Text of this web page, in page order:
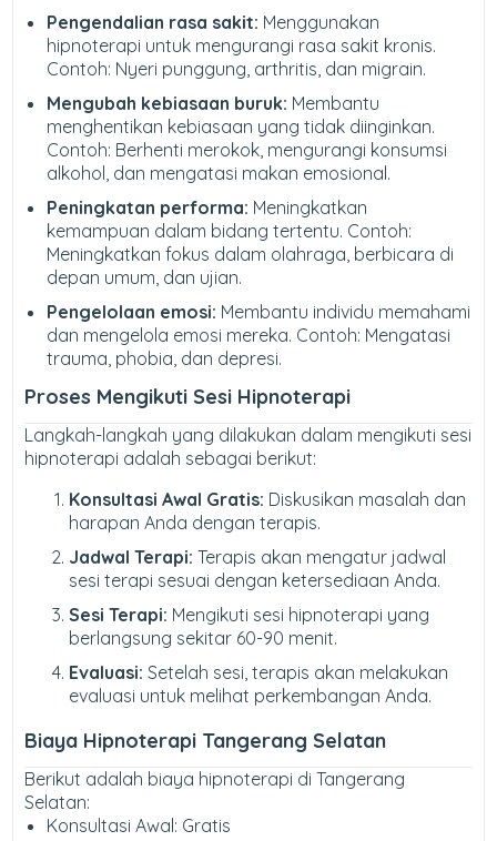
Pengendalian rasa sakit: Menggunakan
hipnoterapi untuk mengurangi rasa sakit kronis.
Contoh: Nyeri punggung, arthritis, dan migrain.
Mengubah kebiasaan buruk: Membantu
menghentikan kebiasaan yang tidak diinginkan.
Contoh: Berhenti merokok, mengurangi konsumsi
alkohol, dan mengatasi makan emosional.
Peningkatan performa: Meningkatkan
kemampuan dalam bidang tertentu. Contoh:
Meningkatkan fokus dalam olahraga, berbicara di
depan umum, dan ujian.
Pengelolaan emosi: Membantu individu memahami
dan mengelola emosi mereka. Contoh: Mengatasi
trauma, phobia, dan depresi.
Proses Mengikuti Sesi Hipnoterapi
Langkah-langkah yang dilakukan dalam mengikuti sesi
hipnoterapi adalah sebagai berikut:
Konsultasi Awal Gratis: Diskusikan masalah dan
harapan Anda dengan terapis.
Jadwal Terapi: Terapis akan mengatur jadwal
sesi terapi sesuai dengan ketersediaan Anda.
Sesi Terapi: Mengikuti sesi hipnoterapi yang
berlangsung sekitar 60-90 menit.
Evaluasi: Setelah sesi, terapis akan melakukan
evaluasi untuk melihat perkembangan Anda.
Biaya Hipnoterapi Tangerang Selatan
Berikut adalah biaya hipnoterapi di Tangerang
Selatan:
Konsultasi Awal: Gratis